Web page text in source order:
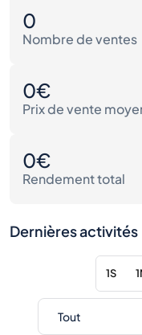
0
Nombre de ventes
0€
Prix de vente
0€
Rendement total
Dernières activités
1S